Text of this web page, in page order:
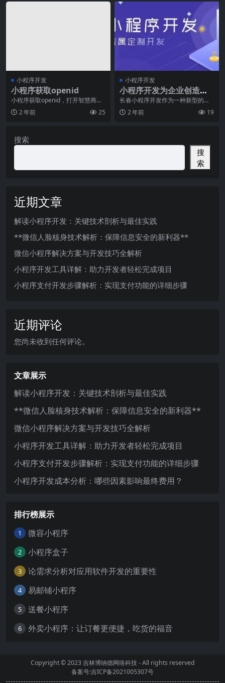
小程序开发
小程序获取openid
小程序获取openid，打开智慧商机
的大门随着移动互联网的快速发
展，小程序成为了
2 年前 25
小程序开发
小程序开发为企业创造更
多商业价值
长春小程序开发作为一种新型的应
用形态，为企业创造了丰富的商业
价值。小程序以其轻量
2 年前 19
搜索
搜
索
近期文章
解读小程序开发：关键技术剖析与最佳实践
**微信人脸核身技术解析：保障信息安全的新利器**
微信小程序解决方案与开发技巧全解析
小程序开发工具详解：助力开发者轻松完成项目
小程序支付开发步骤解析：实现支付功能的详细步骤
近期评论
您尚未收到任何评论。
文章展示
解读小程序开发：关键技术剖析与最佳实践
**微信人脸核身技术解析：保障信息安全的新利器**
微信小程序解决方案与开发技巧全解析
小程序开发工具详解：助力开发者轻松完成项目
小程序支付开发步骤解析：实现支付功能的详细步骤
小程序开发成本分析：哪些因素影响最终费用？
排行榜展示
1 微容小程序
2 小程序盒子
3 论需求分析对应用软件开发的重要性
4 易邮铺小程序
5 送餐小程序
6 外卖小程序：让订餐更便捷，吃货的福音
Copyright © 2023吉林博纳德网络科技- All rights reserved
备案号:吉ICP备2021005307号